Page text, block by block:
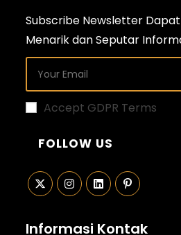
Subscribe Newsletter
Menarik dan Seputar
Accept GDPR Terms
FOLLOW US
in
in
Informasi Kontak